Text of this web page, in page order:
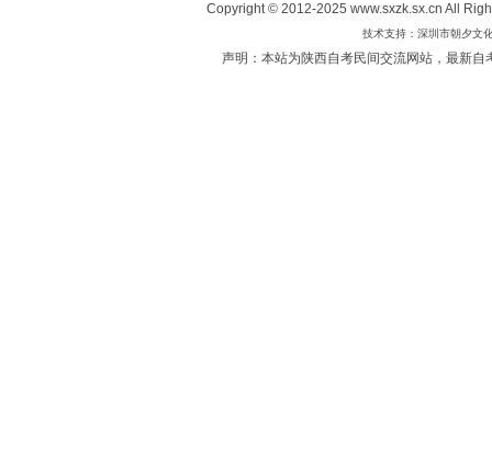
Copyright © 2012-2025 www.sxzk.sx.cn All
技术支持：深圳市朝夕文
声明：本站为陕西自考民间交流网站，最新